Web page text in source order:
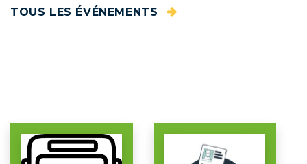
TOUS LES ÉVÉNEMENTS